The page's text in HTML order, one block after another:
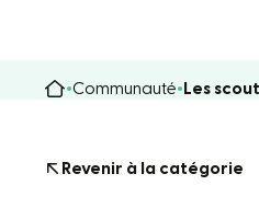
Communauté Les
Revenir à la catégorie